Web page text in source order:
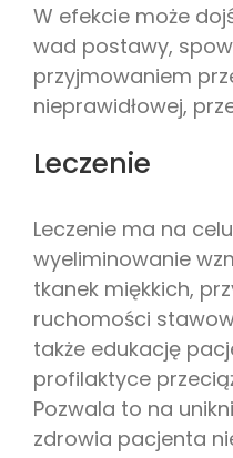
W efekcie może
wad postawy,
przyjmowaniem
nieprawidłowej,
Leczenie
Leczenie ma na
wyeliminowanie
tkanek miękkich,
ruchomości
także edukację
profilaktyce
Pozwala to na
zdrowia pacjenta